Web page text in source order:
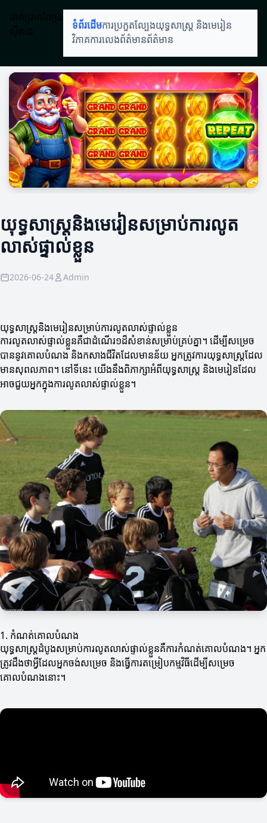
ទំព័រដើមការប្រកួតល្បែងយុទ្ធសាស្ត្រ និងមេរៀន
វិភាគការលេងព័ត៌មានព័ត៌មាន
យុទ្ធសាស្ត្រនិងមេរៀនសម្រាប់ការលូត
លាស់ផ្ទាល់ខ្លួន
2026-06-24 Admin
យុទ្ធសាស្ត្រនិងមេរៀនសម្រាប់ការលូតលាស់ផ្ទាល់ខ្លួន
ការលូតលាស់ផ្ទាល់ខ្លួនគឺជាដំណើរ១ដ៏សំខាន់សម្រាប់គ្រប់គ្នា។ ដើម្បីសម្រេច
បាននូវគោលបំណង និងកសាងជីវិតដែលមានន័យ អ្នកត្រូវការយុទ្ធសាស្ត្រដែល
មានសុពលភាព។ នៅទីនេះ យើងនឹងពិភាក្សាអំពីយុទ្ធសាស្ត្រ និងមេរៀនដែល
អាចជួយអ្នកក្នុងការលូតលាស់ផ្ទាល់ខ្លួន។
1. កំណត់គោលបំណង
យុទ្ធសាស្ត្រដំបូងសម្រាប់ការលូតលាស់ផ្ទាល់ខ្លួនគឺការកំណត់គោលបំណង។ អ្នក
ត្រូវដឹងថាអ្វីដែលអ្នកចង់សម្រេច និងធ្វើការតម្រៀបកម្មវិធីដើម្បីសម្រេច
គោលបំណងនោះ។